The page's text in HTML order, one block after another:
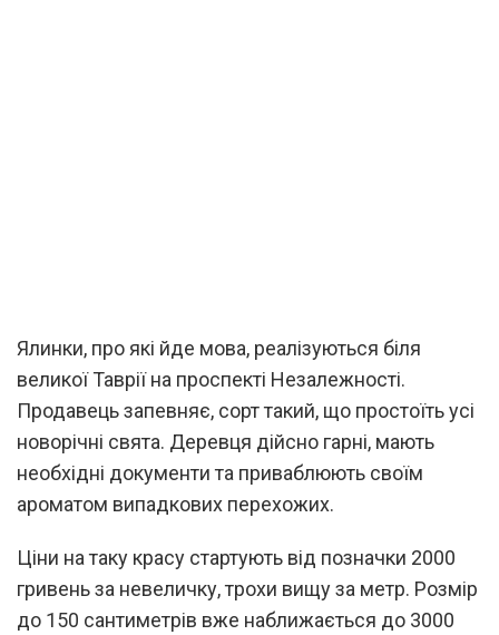
Ялинки, про які йде мова, реалізуються біля
великої Таврії на проспекті Незалежності.
Продавець запевняє, сорт такий, що простоїть усі
новорічні свята. Деревця дійсно гарні, мають
необхідні документи та приваблюють своїм
ароматом випадкових перехожих.
Ціни на таку красу стартують від позначки 2000
гривень за невеличку, трохи вищу за метр. Розмір
до 150 сантиметрів вже наближається до 3000